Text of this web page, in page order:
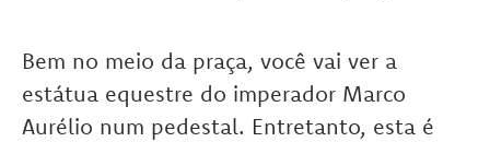
Bem no meio da praça, você vai ver a
estátua equestre do imperador Marco
Aurélio num pedestal. Entretanto, esta é